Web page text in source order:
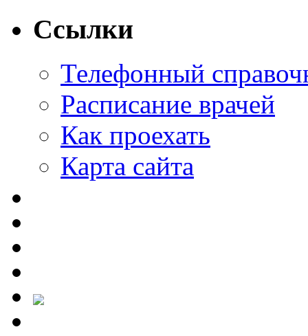
Ссылки
Телефонный
Расписание врачей
Как проехать
Карта сайта